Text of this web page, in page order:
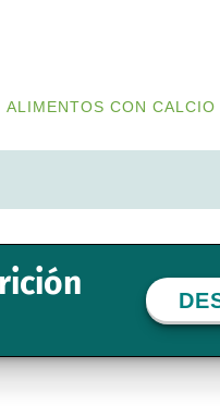
ALIMENTOS CON CALCIO